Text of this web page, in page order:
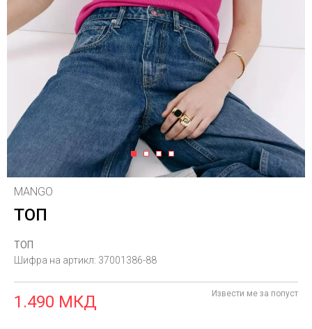
1 2 3 4
MANGO
ТОП
ТОП
Шифра на артикл: 37001386-88
1.490 МКД Извести ме за попуст